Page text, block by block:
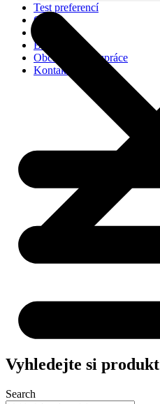
Test preferencí
O nás
Blog
Obchodní spolupráce
Kontakt
Vyhledejte si produkt
Search